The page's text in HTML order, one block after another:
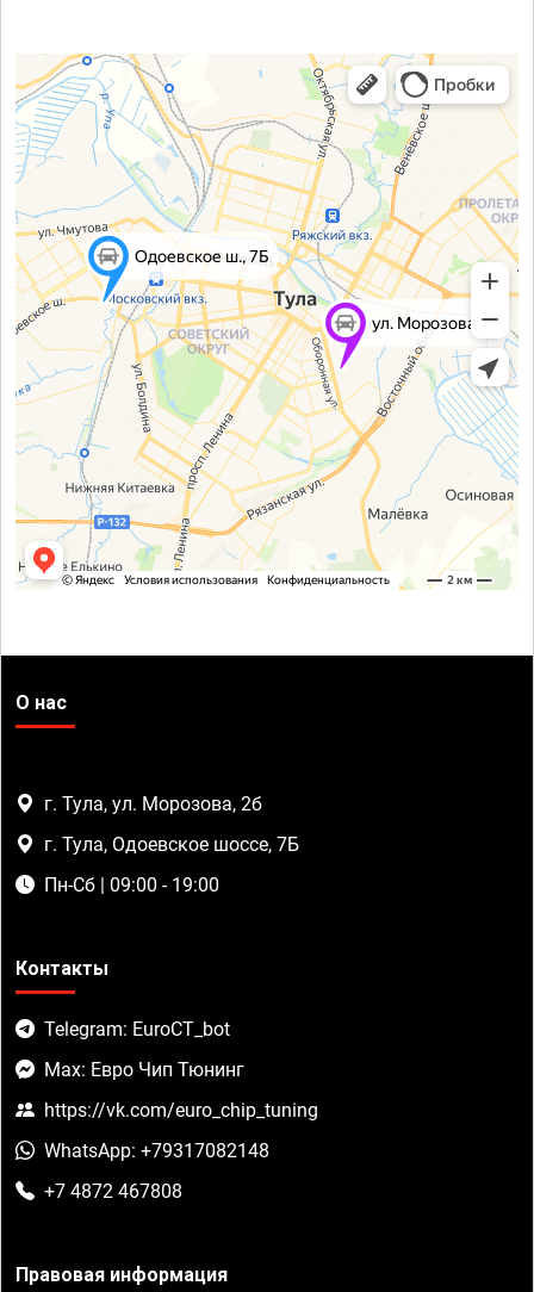
О нас
г. Тула, ул. Морозова, 2б
г. Тула, Одоевское шоссе, 7Б
Пн-Сб | 09:00 - 19:00
Контакты
Telegram: EuroCT_bot
Max: Евро Чип Тюнинг
https://vk.com/euro_chip_tuning
WhatsApp: +79317082148
+7 4872 467808
Правовая информация